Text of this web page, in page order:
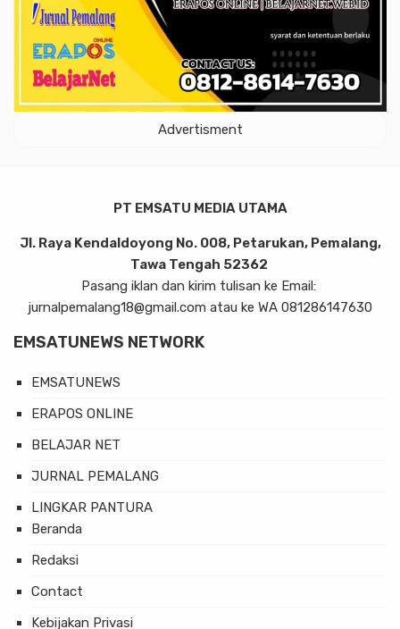
Advertisment
PT EMSATU MEDIA UTAMA
Jl. Raya Kendaldoyong No. 008, Petarukan, Pemalang,
Tawa Tengah 52362
Pasang iklan dan kirim tulisan ke Email:
jurnalpemalang18@gmail.com atau ke WA 081286147630
EMSATUNEWS NETWORK
EMSATUNEWS
ERAPOS ONLINE
BELAJAR NET
JURNAL PEMALANG
LINGKAR PANTURA
Beranda
Redaksi
Contact
Kebijakan Privasi